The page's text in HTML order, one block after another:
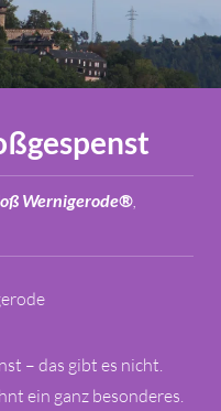
Wernigerode®,
– das gibt es nicht.
ein ganz besonderes.